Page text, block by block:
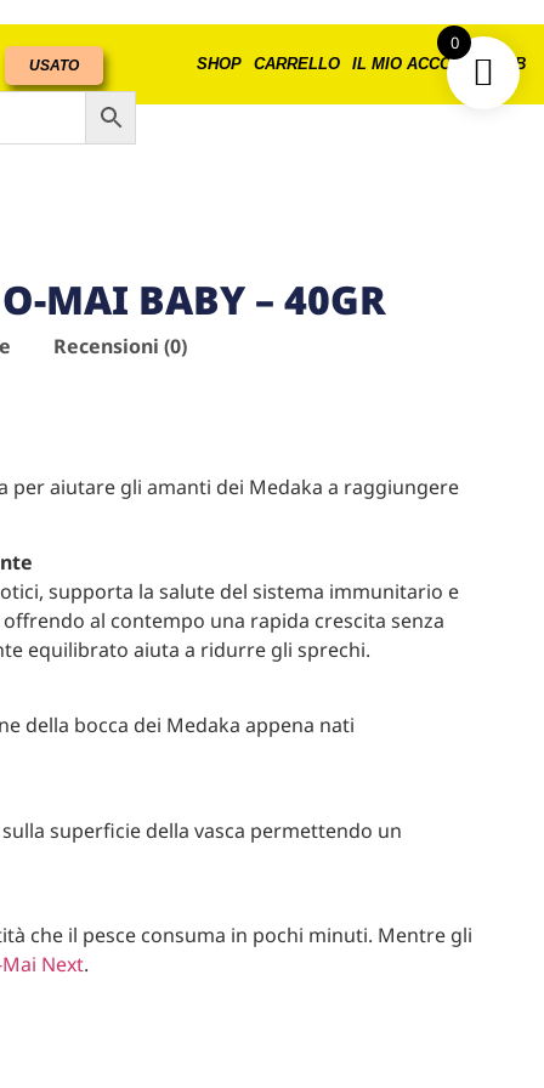
USATO SHOP CARRELLO IL MIO ACCOUNT B2B
MAI BABY – 40GR
Recensioni (0)
per aiutare gli amanti dei Medaka a raggiungere
supporta la salute del sistema immunitario e
al contempo una rapida crescita senza
equilibrato aiuta a ridurre gli sprechi.
della bocca dei Medaka appena nati
superficie della vasca permettendo un
che il pesce consuma in pochi minuti. Mentre gli
Next.
0